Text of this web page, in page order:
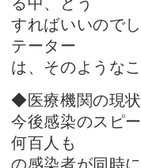
すればいいので
テーター
は、そのような
◆医療機関の現
今後感染のスピ
何百人も
の感染者が同時